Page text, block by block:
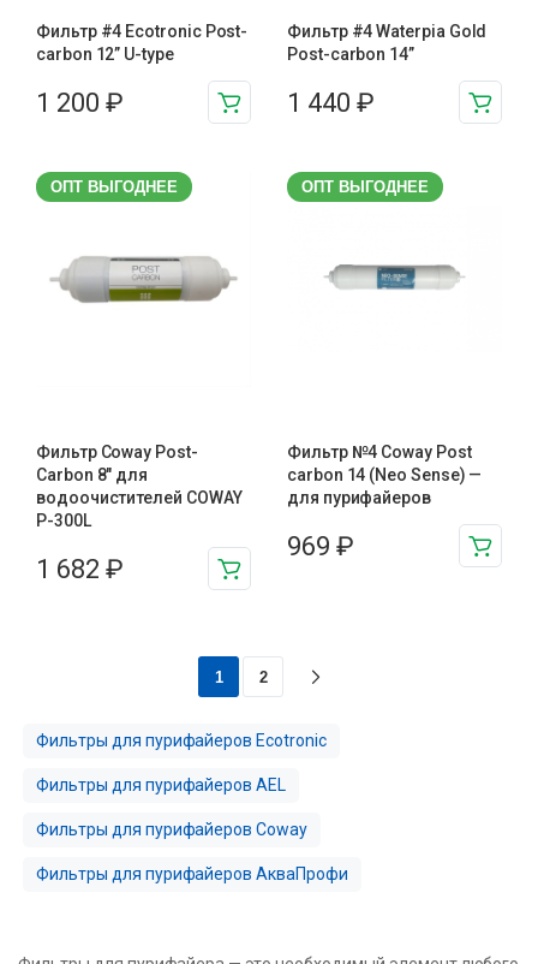
Фильтр #4 Ecotronic Post-
carbon 12” U-type
1 200 ₽
Фильтр #4 Waterpia Gold
Post-carbon 14”
1 440 ₽
ОПТ ВЫГОДНЕЕ
Фильтр Coway Post-
Carbon 8″ для
водоочистителей COWAY
P-300L
1 682 ₽
ОПТ ВЫГОДНЕЕ
Фильтр №4 Coway Post
carbon 14 (Neo Sense) —
для пурифайеров
969 ₽
1 2
Фильтры для пурифайеров Ecotronic
Фильтры для пурифайеров AEL
Фильтры для пурифайеров Coway
Фильтры для пурифайеров АкваПрофи